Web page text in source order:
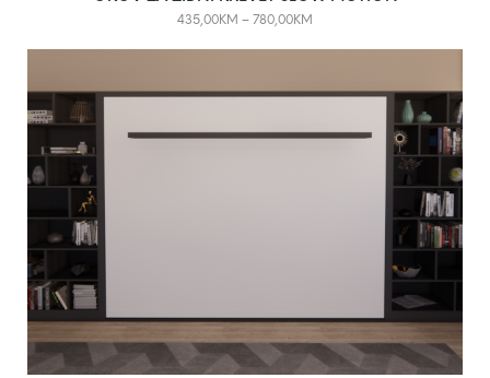
435,00KM – 780,00KM